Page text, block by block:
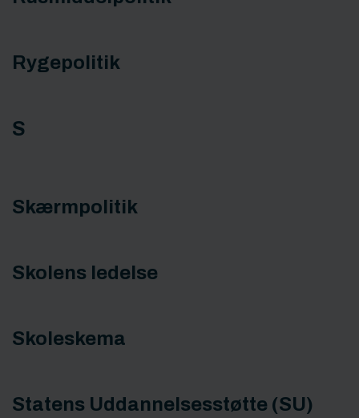
Rygepolitik
S
Skærmpolitik
Skolens ledelse
Skoleskema
Statens Uddannelsesstøtte (SU)